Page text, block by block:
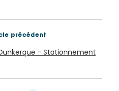
précédent
- Stationnement